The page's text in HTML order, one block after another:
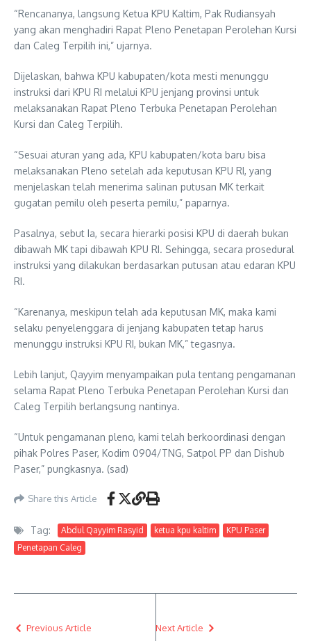
“Rencananya, langsung Ketua KPU Kaltim, Pak Rudiansyah
yang akan menghadiri Rapat Pleno Penetapan Perolehan Kursi
dan Caleg Terpilih ini,” ujarnya.
Dijelaskan, bahwa KPU kabupaten/kota mesti menunggu
instruksi dari KPU RI melalui KPU jenjang provinsi untuk
melaksanakan Rapat Pleno Terbuka Penetapan Perolehan
Kursi dan Caleg Terpilih.
“Sesuai aturan yang ada, KPU kabupaten/kota baru bisa
melaksanakan Pleno setelah ada keputusan KPU RI, yang
menjelaskan telah menerima salinan putusan MK terkait
gugatan pemilu oleh peserta pemilu,” paparnya.
Pasalnya, sebut Ia, secara hierarki posisi KPU di daerah bukan
dibawah MK tapi dibawah KPU RI. Sehingga, secara prosedural
instruksi yang dilakukan berdasarkan putusan atau edaran KPU
RI.
“Karenanya, meskipun telah ada keputusan MK, maka kami
selaku penyelenggara di jenjang kabupaten tetap harus
menunggu instruksi KPU RI, bukan MK,” tegasnya.
Lebih lanjut, Qayyim menyampaikan pula tentang pengamanan
selama Rapat Pleno Terbuka Penetapan Perolehan Kursi dan
Caleg Terpilih berlangsung nantinya.
“Untuk pengamanan pleno, kami telah berkoordinasi dengan
pihak Polres Paser, Kodim 0904/TNG, Satpol PP dan Dishub
Paser,” pungkasnya. (sad)
Share this Article
Tag: Abdul Qayyim Rasyid ketua kpu kaltim
KPU Paser
Penetapan Caleg
Previous Article Next Article